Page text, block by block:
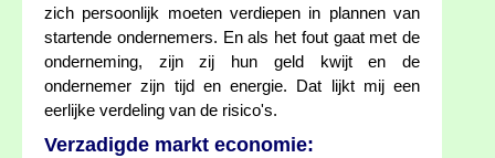
zich persoonlijk moeten verdiepen in plannen van
startende ondernemers. En als het fout gaat met de
onderneming, zijn zij hun geld kwijt en de
ondernemer zijn tijd en energie. Dat lijkt mij een
eerlijke verdeling van de risico's.
Verzadigde markt economie: